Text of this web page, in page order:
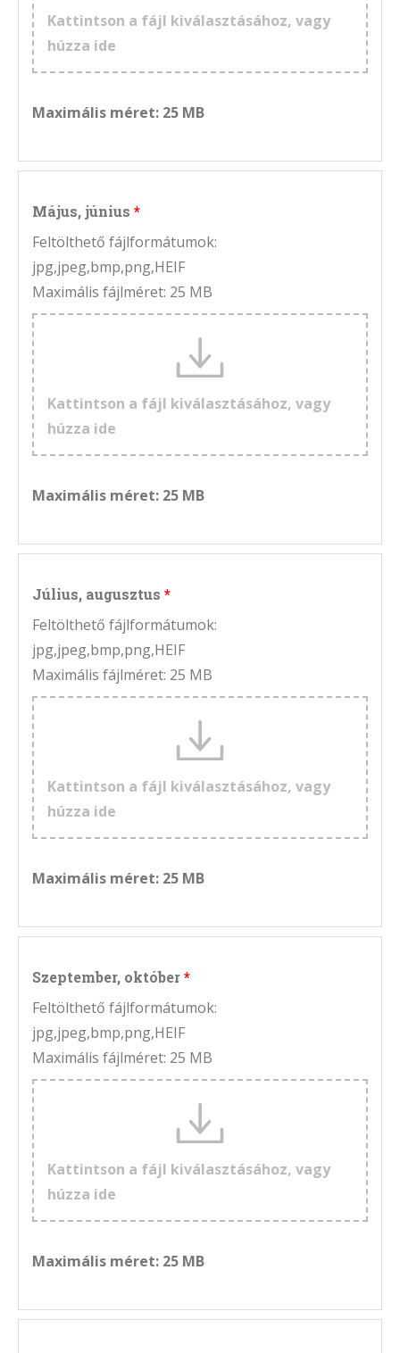
Kattintson a fájl kiválasztásához, vagy
húzza ide
Maximális méret: 25 MB
Május, június
Feltölthető fájlformátumok:
jpg,jpeg,bmp,png,HEIF
Maximális fájlméret: 25 MB
Kattintson a fájl kiválasztásához, vagy
húzza ide
Maximális méret: 25 MB
Július, augusztus
Feltölthető fájlformátumok:
jpg,jpeg,bmp,png,HEIF
Maximális fájlméret: 25 MB
Kattintson a fájl kiválasztásához, vagy
húzza ide
Maximális méret: 25 MB
Szeptember, október
Feltölthető fájlformátumok:
jpg,jpeg,bmp,png,HEIF
Maximális fájlméret: 25 MB
Kattintson a fájl kiválasztásához, vagy
húzza ide
Maximális méret: 25 MB